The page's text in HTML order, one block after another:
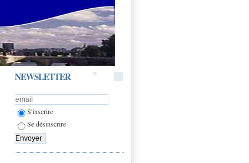
NEWSLETTER
S'inscrire
Se désinscrire